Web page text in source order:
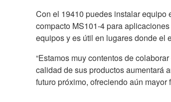
Con el 19410 puedes instalar equipo
compacto MS101-4 para
equipos y es útil en lugares donde el
“Estamos muy contentos de
calidad de sus productos aumentará
futuro próximo, ofreciendo aún